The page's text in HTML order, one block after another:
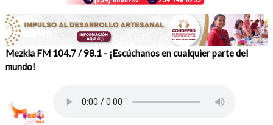
Mezkla FM 104.7 / 98.1 - ¡Escúchanos en cualquier parte del
mundo!